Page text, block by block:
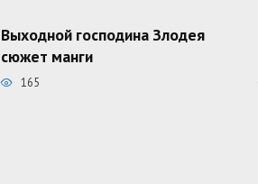
Выходной господина Злодея
сюжет манги
165